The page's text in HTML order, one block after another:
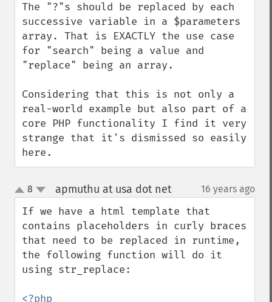
The "?"s should be replaced by each
successive variable in a $parameters
array. That is EXACTLY the use case
for "search" being a value and
"replace" being an array.
Considering that this is not only a
real-world example but also part of a
core PHP functionality I find it very
strange that it's dismissed so easily
here.
up
down
8 apmuthu at usa dot net¶ 16 years ago
If we have a html template that
contains placeholders in curly braces
that need to be replaced in runtime,
the following function will do it
using str_replace:
<?php